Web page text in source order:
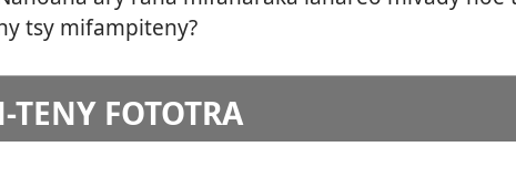
tsy mifampiteny?
FOTOTRA